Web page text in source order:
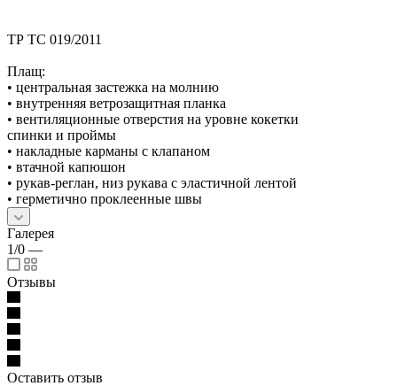
ТР ТС 019/2011
Плащ:
• центральная застежка на молнию
• внутренняя ветрозащитная планка
• вентиляционные отверстия на уровне кокетки
спинки и проймы
• накладные карманы с клапаном
• втачной капюшон
• рукав-реглан, низ рукава с эластичной лентой
• герметично проклеенные швы
Галерея
1/0 —
Отзывы
Оставить отзыв